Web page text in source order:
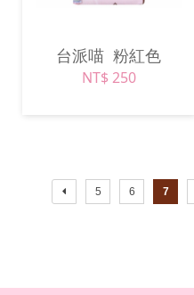
台派喵 粉紅色
NT$ 250
5 6 7